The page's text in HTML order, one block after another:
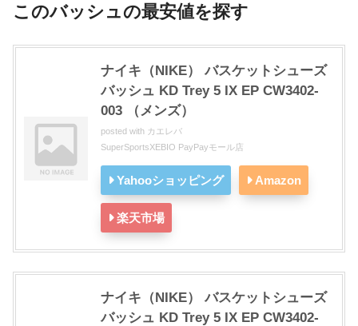
このバッシュの最安値を探す
ナイキ（NIKE） バスケットシューズ
バッシュ KD Trey 5 IX EP CW3402-
003 （メンズ）
posted with カエレバ
SuperSportsXEBIO PayPayモール店
Yahooショッピング Amazon
楽天市場
ナイキ（NIKE） バスケットシューズ
バッシュ KD Trey 5 IX EP CW3402-